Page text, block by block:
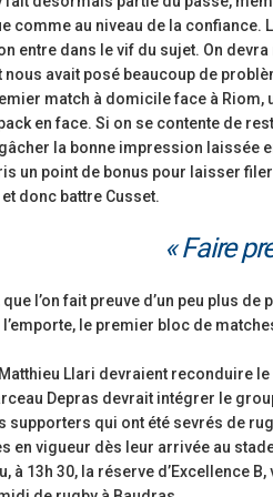
comme au niveau de la confiance.
entre dans le vif du sujet. On
nous avait posé beaucoup de
match à domicile face à
en face. Si on se contente de
la bonne impression laissée
un point de bonus pour laisser
donc battre Cusset.
« Faire
l’on fait preuve d’un peu plus
l’emporte, le premier bloc de
Llari devraient reconduire le
Depras devrait intégrer le
supporters qui ont été sevrés de
en vigueur dès leur arrivée au
à 13h 30, la réserve d’Excellence